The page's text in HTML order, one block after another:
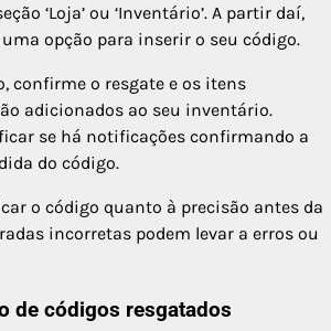
‘Loja’ ou ‘Inventário’. A partir daí,
opção para inserir o seu código.
confirme o resgate e os itens
adicionados ao seu inventário.
se há notificações confirmando a
do código.
o código quanto à precisão antes da
incorretas podem levar a erros ou
de códigos resgatados